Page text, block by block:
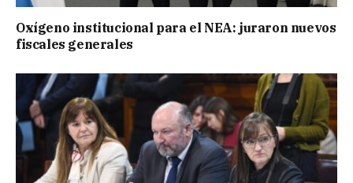
Oxígeno institucional para el NEA: juraron nuevos
fiscales generales